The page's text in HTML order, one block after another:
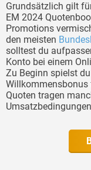
Grundsätzlich gilt
EM 2024
Promotions
den meisten
solltest du
Konto bei einem
Zu Beginn spielst
Willkommensbonus
Quoten tragen